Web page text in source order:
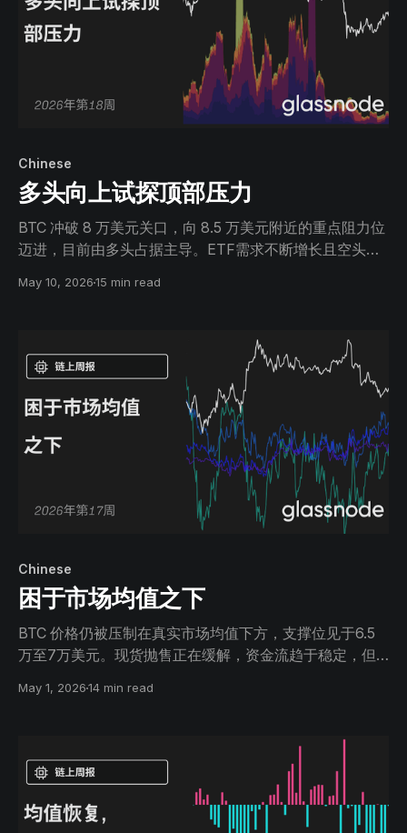
Chinese
多头向上试探顶部压力
BTC 冲破 8 万美元关口，向 8.5 万美元附近的重点阻力位
迈进，目前由多头占据主导。ETF需求不断增长且空头头
会限制涨幅。
May 10, 202615 min read
Chinese
困于市场均值之下
BTC 价格仍被压制在真实市场均值下方，支撑位见于6.5
万至7万美元。现货抛售正在缓解，资金流趋于稳定，但
了空间。
May 1, 202614 min read